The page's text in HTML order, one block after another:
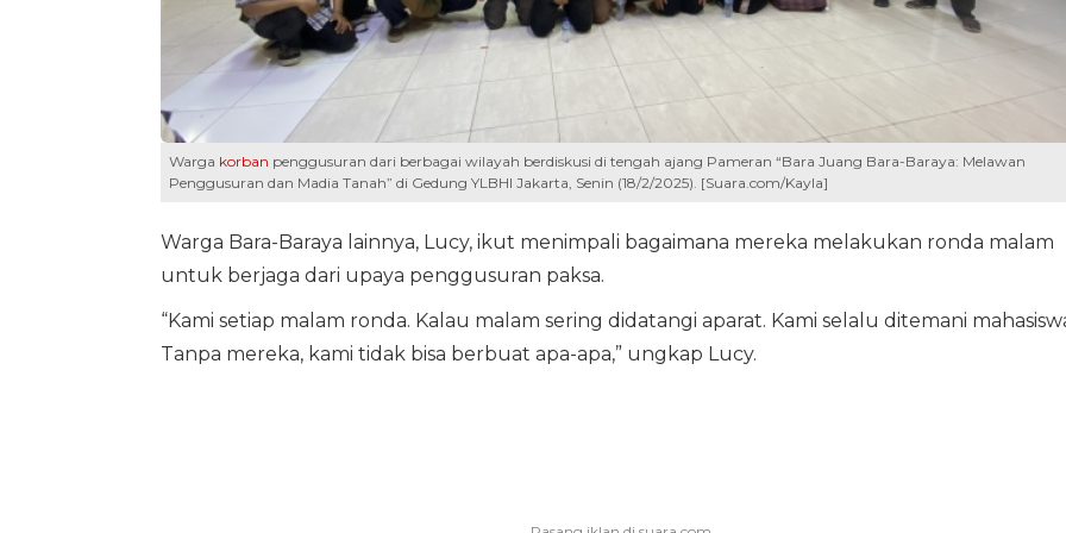
Warga korban penggusuran dari berbagai wilayah berdiskusi di tengah ajang Pameran “Bara Juang Bara-Baraya: Melawan
Penggusuran dan Madia Tanah” di Gedung YLBHI Jakarta, Senin (18/2/2025). [Suara.com/Kayla]
Warga Bara-Baraya lainnya, Lucy, ikut menimpali bagaimana mereka melakukan ronda malam
untuk berjaga dari upaya penggusuran paksa.
“Kami setiap malam ronda. Kalau malam sering didatangi aparat. Kami selalu ditemani
Tanpa mereka, kami tidak bisa berbuat apa-apa,” ungkap Lucy.